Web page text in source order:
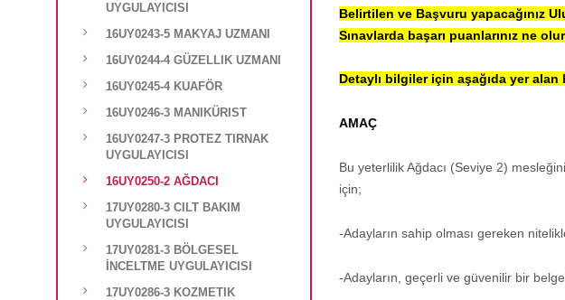
UYGULAYICISI
16UY0243-5 MAKYAJ UZMANI
16UY0244-4 GÜZELLIK UZMANI
16UY0245-4 KUAFÖR
16UY0246-3 MANIKÜRIST
16UY0247-3 PROTEZ TIRNAK
UYGULAYICISI
16UY0250-2 AĞDACI
17UY0280-3 CILT BAKIM
UYGULAYICISI
17UY0281-3 BÖLGESEL
İNCELTME UYGULAYICISI
17UY0286-3 KOZMETIK
Belirtilen ve Başvuru yapacağınız
Sınavlarda başarı puanlarınız ne
Detaylı bilgiler için aşağıda yer alan
AMAÇ
Bu yeterlilik Ağdacı (Seviye 2)
için;
-Adayların sahip olması gereken
-Adayların, geçerli ve güvenilir bir